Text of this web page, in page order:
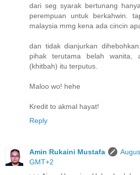
dari seg syarak bertunang
perempuan untuk berkahwin.
malaysia mmg kena ada cincin
dan tidak dianjurkan
pihak terutama belah wanita,
(khitbah) itu terputus.
Maloo wo! hehe
Kredit to akmal hayat!
Reply
Amin Rukaini Mustafa
GMT+2